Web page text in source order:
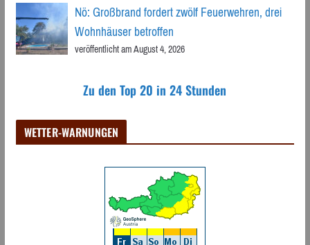
Nö: Großbrand fordert zwölf Feuerwehren, drei
Wohnhäuser betroffen
veröffentlicht am August 4, 2026
Zu den Top 20 in 24 Stunden
WETTER-WARNUNGEN